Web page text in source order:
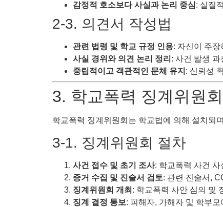
감정적 호소보다 사실과 논리 중심: 실질
2-3. 의견서 작성법
관련 법령 및 학교 규정 인용: 자신이 주
사실 경위와 의견 논리 정리 : 사건 발생
중립적이고 객관적인 문체 유지 : 신뢰성
3. 학교폭력 징계위원
학교폭력 징계위원회는 학교법에 의해 설치되
3-1. 징계위원회 절차
사건 접수 및 초기 조사: 학교폭력 사건 사
증거 수집 및 진술서 검토: 관련 진술서,
징계위원회 개최 : 학교폭력 사안 심의 및
징계 결정 통보: 피해자, 가해자 및 학부모